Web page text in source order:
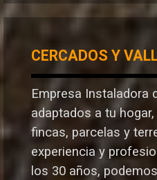
CERCADOS Y
Empresa Instaladora
adaptados a tu
fincas, parcelas y
experiencia y
los 30 años,